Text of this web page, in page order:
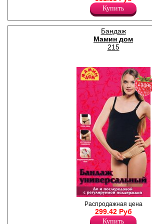
в горошек по всему полотну.
В центре атласный бантик.
Лайкра 5%
Хлопок 95%
Купить
Бандаж
Мамин дом
215
Бандаж на липучках из
воздухопронецаемого
эластичного материала, с
−70%
Распродажная цена
299.42 Руб
Купить